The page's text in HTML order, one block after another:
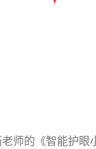
师的《智能护眼